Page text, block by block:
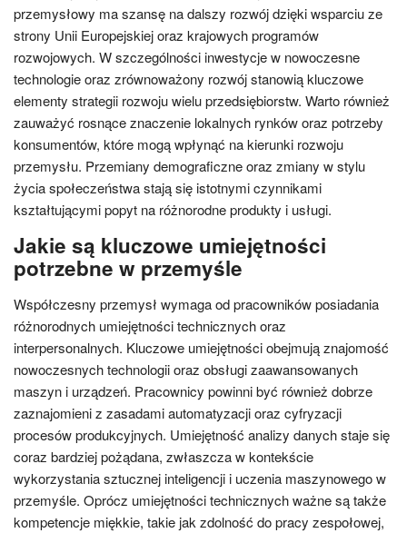
przemysłowy ma szansę na dalszy rozwój dzięki wsparciu ze
strony Unii Europejskiej oraz krajowych programów
rozwojowych. W szczególności inwestycje w nowoczesne
technologie oraz zrównoważony rozwój stanowią kluczowe
elementy strategii rozwoju wielu przedsiębiorstw. Warto również
zauważyć rosnące znaczenie lokalnych rynków oraz potrzeby
konsumentów, które mogą wpłynąć na kierunki rozwoju
przemysłu. Przemiany demograficzne oraz zmiany w stylu
życia społeczeństwa stają się istotnymi czynnikami
kształtującymi popyt na różnorodne produkty i usługi.
Jakie są kluczowe umiejętności
potrzebne w przemyśle
Współczesny przemysł wymaga od pracowników posiadania
różnorodnych umiejętności technicznych oraz
interpersonalnych. Kluczowe umiejętności obejmują znajomość
nowoczesnych technologii oraz obsługi zaawansowanych
maszyn i urządzeń. Pracownicy powinni być również dobrze
zaznajomieni z zasadami automatyzacji oraz cyfryzacji
procesów produkcyjnych. Umiejętność analizy danych staje się
coraz bardziej pożądana, zwłaszcza w kontekście
wykorzystania sztucznej inteligencji i uczenia maszynowego w
przemyśle. Oprócz umiejętności technicznych ważne są także
kompetencje miękkie, takie jak zdolność do pracy zespołowej,